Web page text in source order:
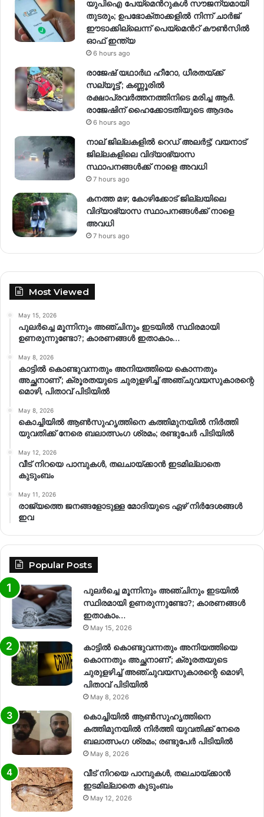
യുപിഐ പേയ്മെന്‍റുകൾ സൗജന്യമായി
തുടരും; ഉപഭോക്താക്കളിൽ നിന്ന് ചാർജ്
ഈടാക്കില്ലെന്ന് പെയ്മെന്‍റ് കൗൺസിൽ
ഓഫ് ഇന്ത്യ
6 hours ago
രാജേഷ് യഥാര്‍ഥ ഹീറോ, ധീരതയ്ക്ക്
സല്യൂട്ട്’; കണ്ണൂരിൽ
രക്ഷാപ്രവര്‍ത്തനത്തിനിടെ മരിച്ച ആര്‍.
രാജേഷിന് ഹൈക്കോടതിയുടെ ആദരം
6 hours ago
നാല് ജില്ലകളിൽ റെഡ് അലർട്ട്; വയനാട്
ജില്ലകളിലെ വിദ്യാഭ്യാസ
സ്ഥാപനങ്ങൾക്ക് നാളെ അവധി
7 hours ago
കനത്ത മഴ; കോഴിക്കോട് ജില്ലയിലെ
വിദ്യാഭ്യാസ സ്ഥാപനങ്ങൾക്ക് നാളെ
അവധി
7 hours ago
Most Viewed
May 15, 2026
പുലർച്ചെ മൂന്നിനും അഞ്ചിനും ഇടയിൽ സ്ഥിരമായി
ഉണരുന്നുണ്ടോ?; കാരണങ്ങള്‍ ഇതാകാം…
May 8, 2026
കാട്ടിൽ കൊണ്ടുവന്നതും അനിയത്തിയെ കൊന്നതും
അച്ഛനാണ്’; ക്രൂരതയുടെ ചുരുളഴിച്ച് അഞ്ചുവയസുകാരന്റെ
മൊഴി, പിതാവ് പിടിയിൽ
May 8, 2026
കൊച്ചിയിൽ ആൺസുഹൃത്തിനെ കത്തിമുനയിൽ നിർത്തി
യുവതിക്ക് നേരെ ബലാത്സംഗ​ ശ്രമം; രണ്ടുപേർ പിടിയിൽ
May 12, 2026
വീട് നിറയെ പാമ്പുകൾ, തലചായ്ക്കാൻ ഇടമില്ലാതെ
കുടുംബം
May 11, 2026
രാജ്യത്തെ ജനങ്ങളോടുള്ള മോദിയുടെ ഏഴ് നിര്‍ദേശങ്ങള്‍
ഇവ
Popular Posts
പുലർച്ചെ മൂന്നിനും അഞ്ചിനും ഇടയിൽ
സ്ഥിരമായി ഉണരുന്നുണ്ടോ?; കാരണങ്ങള്‍
ഇതാകാം…
May 15, 2026
കാട്ടിൽ കൊണ്ടുവന്നതും അനിയത്തിയെ
കൊന്നതും അച്ഛനാണ്’; ക്രൂരതയുടെ
ചുരുളഴിച്ച് അഞ്ചുവയസുകാരന്റെ മൊഴി,
പിതാവ് പിടിയിൽ
May 8, 2026
കൊച്ചിയിൽ ആൺസുഹൃത്തിനെ
കത്തിമുനയിൽ നിർത്തി യുവതിക്ക് നേരെ
ബലാത്സംഗ​ ശ്രമം; രണ്ടുപേർ പിടിയിൽ
May 8, 2026
വീട് നിറയെ പാമ്പുകൾ, തലചായ്ക്കാൻ
ഇടമില്ലാതെ കുടുംബം
May 12, 2026